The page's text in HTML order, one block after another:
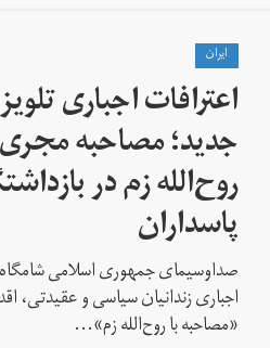
ايران
اعترافات اجباری
جدید؛ مصاحبه
روح‌الله زم در
پاسداران
صداوسیمای جمهوری اسلامی
اجباری زندانیان سیاسی و عقیدتی،
«مصاحبه با روح‌الله زم»...